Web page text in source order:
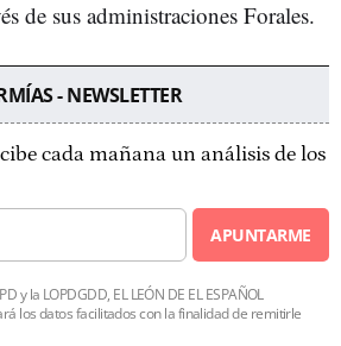
de sus administraciones Forales.
- NEWSLETTER
cada mañana un análisis de los
APUNTARME
y la LOPDGDD, EL LEÓN DE EL ESPAÑOL
los datos facilitados con la finalidad de remitirle